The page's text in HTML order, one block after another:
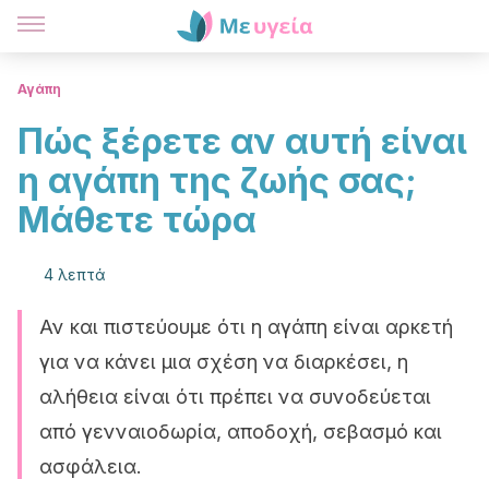
Αγάπη
Πώς ξέρετε αν αυτή είναι
η αγάπη της ζωής σας;
Μάθετε τώρα
4 λεπτά
Αν και πιστεύουμε ότι η αγάπη είναι αρκετή
για να κάνει μια σχέση να διαρκέσει, η
αλήθεια είναι ότι πρέπει να συνοδεύεται
από γενναιοδωρία, αποδοχή, σεβασμό και
ασφάλεια.